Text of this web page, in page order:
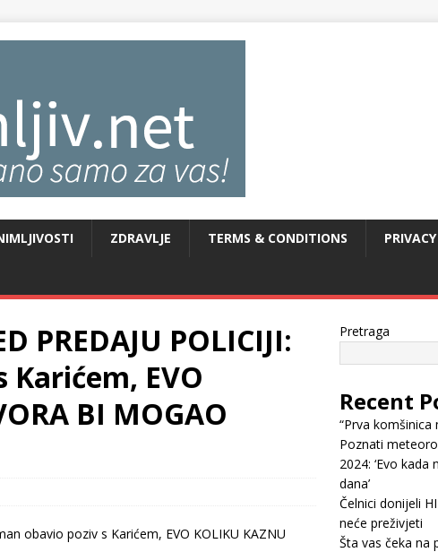
ZDRAVLJE TERMS & CONDITIONS
PREDAJU POLICIJI:
Karićem, EVO
BI MOGAO
Pretraga
Recent
“Prva
Poznati
2024: ‘Evo
dana’
Čelnici donijeli
neće preživjeti
Šta vas čeka na